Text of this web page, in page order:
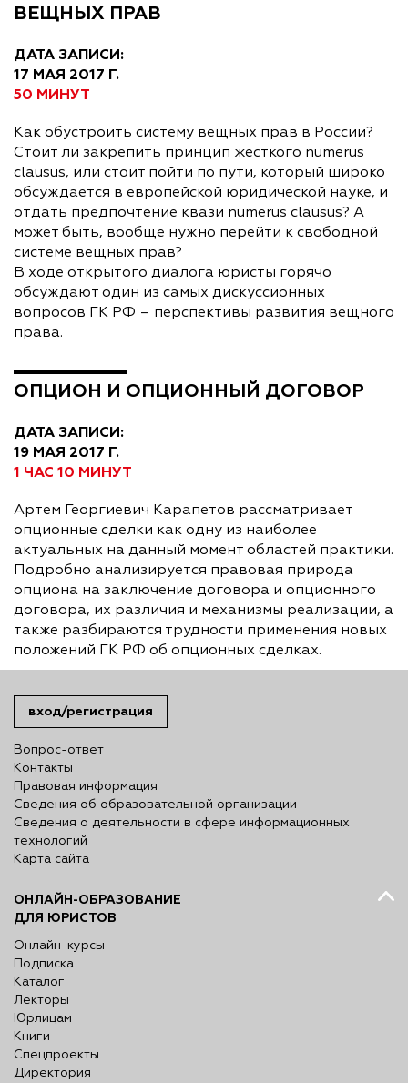
ВЕЩНЫХ ПРАВ
ДАТА ЗАПИСИ:
17 МАЯ 2017 Г.
50 МИНУТ
Как обустроить систему вещных прав в России?
Стоит ли закрепить принцип жесткого numerus
clausus, или стоит пойти по пути, который широко
обсуждается в европейской юридической науке, и
отдать предпочтение квази numerus clausus? А
может быть, вообще нужно перейти к свободной
системе вещных прав?
В ходе открытого диалога юристы горячо
обсуждают один из самых дискуссионных
вопросов ГК РФ – перспективы развития вещного
права.
ОПЦИОН И ОПЦИОННЫЙ ДОГОВОР
ДАТА ЗАПИСИ:
19 МАЯ 2017 Г.
1 ЧАС 10 МИНУТ
Артем Георгиевич Карапетов рассматривает
опционные сделки как одну из наиболее
актуальных на данный момент областей практики.
Подробно анализируется правовая природа
опциона на заключение договора и опционного
договора, их различия и механизмы реализации, а
также разбираются трудности применения новых
положений ГК РФ об опционных сделках.
вход/регистрация
Вопрос-ответ
Контакты
Правовая информация
Сведения об образовательной организации
Сведения о деятельности в сфере информационных
технологий
Карта сайта
ОНЛАЙН-ОБРАЗОВАНИЕ
ДЛЯ ЮРИСТОВ
Онлайн-курсы
Подписка
Каталог
Лекторы
Юрлицам
Книги
Спецпроекты
Директория